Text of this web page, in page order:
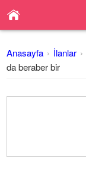
Anasayfa İlanlar
da beraber bir